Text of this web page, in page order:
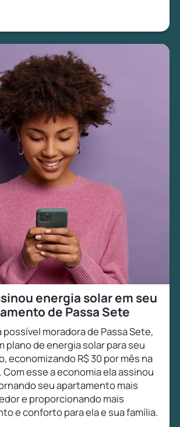
energia solar em seu
de Passa Sete
possível moradora de Passa Sete,
plano de energia solar para seu
economizando R$ 30 por mês na
esse a economia ela assinou
seu apartamento mais
e proporcionando mais
e conforto para ela e sua família.